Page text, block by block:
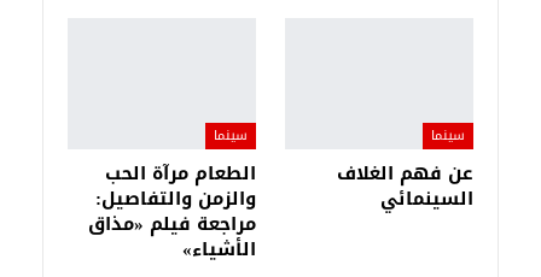
سينما
عن فهم الغلاف
السينمائي
سينما
الطعام مرآة الحب
والزمن والتفاصيل:
مراجعة فيلم «مذاق
الأشياء»